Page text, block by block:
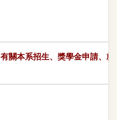
關本系招生、獎學金申請、